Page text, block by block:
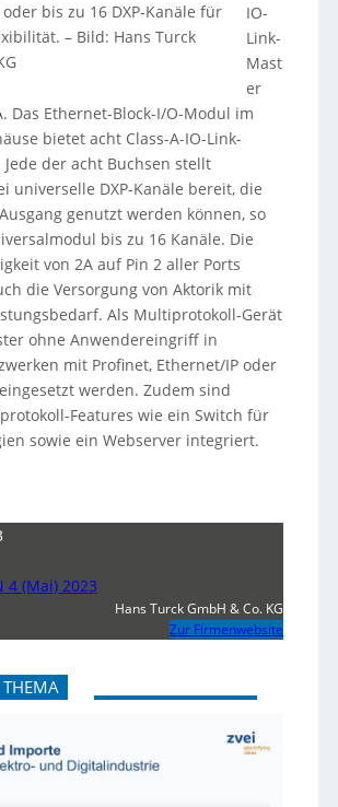
oder bis zu 16 DXP-Kanäle für
– Bild: Hans Turck
IO-
Link-
Mast
er
Das Ethernet-Block-I/O-Modul im
bietet acht Class-A-IO-Link-
Jede der acht Buchsen stellt
universelle DXP-Kanäle bereit, die
genutzt werden können, so
bis zu 16 Kanäle. Die
von 2A auf Pin 2 aller Ports
die Versorgung von Aktorik mit
Als Multiprotokoll-Gerät
ohne Anwendereingriff in
mit Profinet, Ethernet/IP oder
werden. Zudem sind
Features wie ein Switch für
sowie ein Webserver integriert.
4 (Mai) 2023
Hans Turck GmbH & Co. KG
Zur Firmenwebsite